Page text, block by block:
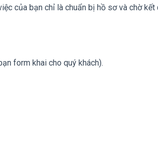
của bạn chỉ là chuẩn bị hồ sơ và chờ kết
form khai cho quý khách).